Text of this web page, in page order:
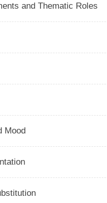
and Thematic Roles
Mood